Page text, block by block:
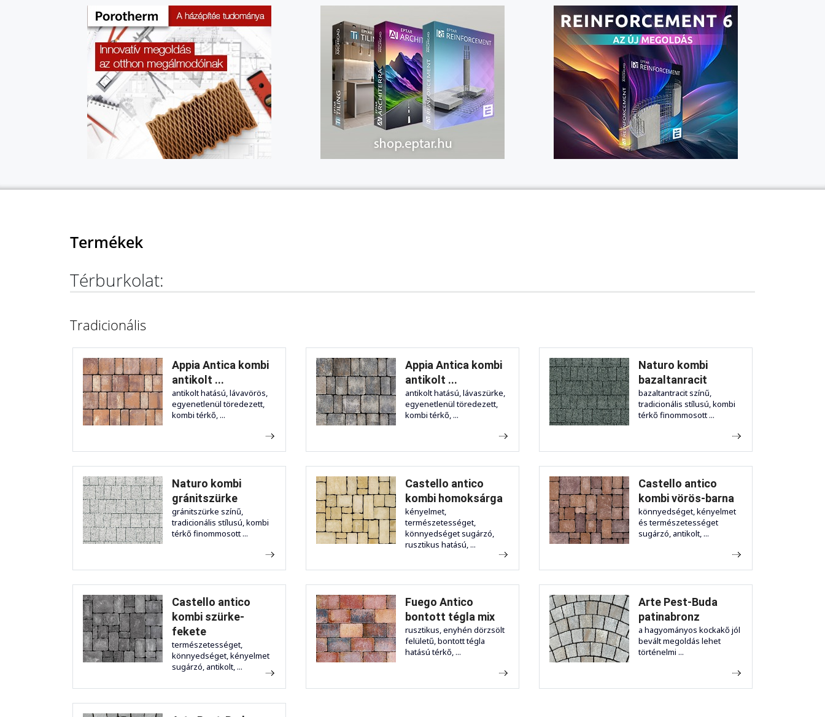
Termékek
Térburkolat:
Tradicionális
Appia Antica kombi
antikolt ...
antikolt hatású, lávavörös,
egyenetlenül töredezett,
kombi térkő, ...
Appia Antica kombi
antikolt ...
antikolt hatású, lávaszürke,
egyenetlenül töredezett,
kombi térkő, ...
Naturo kombi
bazaltanracit
bazaltantracit színű,
tradicionális stílusú, kombi
térkő finommosott ...
Naturo kombi
gránitszürke
gránitszürke színű,
tradicionális stílusú, kombi
térkő finommosott ...
Castello antico
kombi homoksárga
kényelmet,
természetességet,
könnyedséget sugárzó,
rusztikus hatású, ...
Castello antico
kombi vörös-barna
könnyedséget, kényelmet
és természetességet
sugárzó, antikolt, ...
Castello antico
kombi szürke-
fekete
természetességet,
könnyedséget, kényelmet
sugárzó, antikolt, ...
Fuego Antico
bontott tégla mix
rusztikus, enyhén dörzsölt
felületű, bontott tégla
hatású térkő, ...
Arte Pest-Buda
patinabronz
a hagyományos kockakő jól
bevált megoldás lehet
történelmi ...